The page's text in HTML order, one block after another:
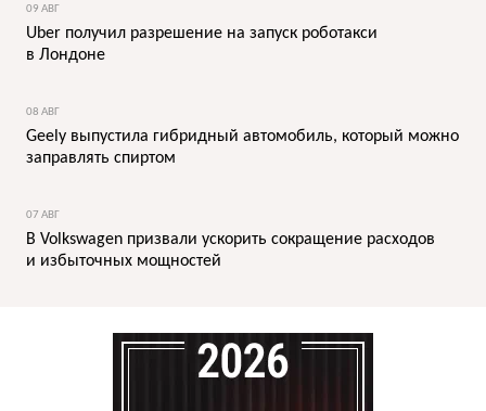
09 АВГ
Uber получил разрешение на запуск роботакси
в Лондоне
08 АВГ
Geely выпустила гибридный автомобиль, который можно
заправлять спиртом
07 АВГ
В Volkswagen призвали ускорить сокращение расходов
и избыточных мощностей